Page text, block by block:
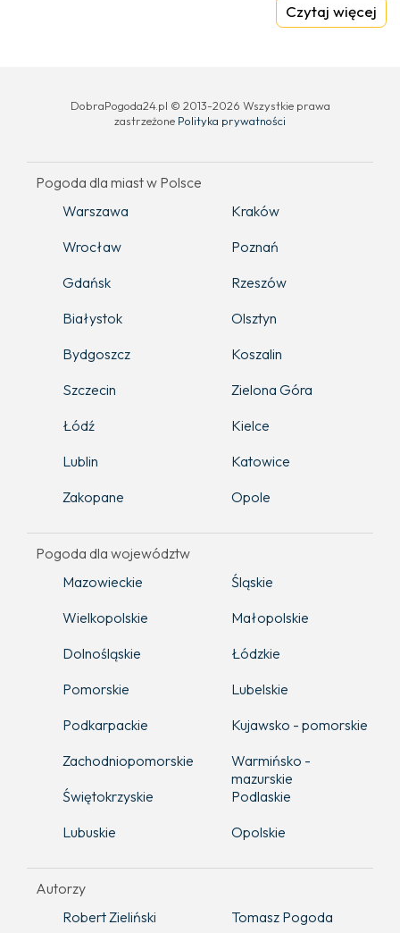
Czytaj więcej
DobraPogoda24.pl © 2013-2026 Wszystkie prawa
zastrzeżone Polityka prywatności
Pogoda dla miast w Polsce
Warszawa
Kraków
Wrocław
Poznań
Gdańsk
Rzeszów
Białystok
Olsztyn
Bydgoszcz
Koszalin
Szczecin
Zielona Góra
Łódź
Kielce
Lublin
Katowice
Zakopane
Opole
Pogoda dla województw
Mazowieckie
Śląskie
Wielkopolskie
Małopolskie
Dolnośląskie
Łódzkie
Pomorskie
Lubelskie
Podkarpackie
Kujawsko - pomorskie
Zachodniopomorskie
Warmińsko -
mazurskie
Świętokrzyskie
Podlaskie
Lubuskie
Opolskie
Autorzy
Robert Zieliński
Tomasz Pogoda